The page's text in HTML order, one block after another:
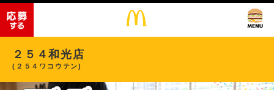
２５４和光店
(２５４ワコウテン)